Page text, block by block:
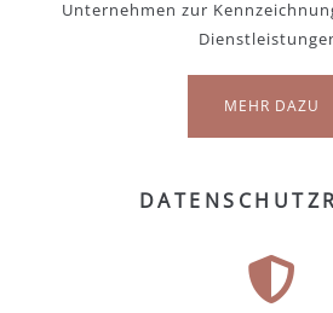
Unternehmen zur
MEHR DAZU